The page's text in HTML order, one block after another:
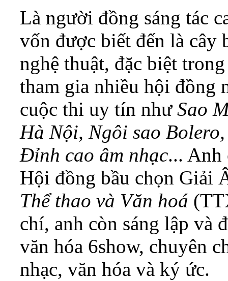
Là người đồng sáng tác
vốn được biết đến là cây
nghệ thuật, đặc biệt
tham gia nhiều hội đồng
cuộc thi uy tín nhưSao
Hà Nội, Ngôi sao
Đỉnh cao âm nhạc... Anh
Hội đồng bầu chọn Giải
Thể thao và Văn hoá
chí, anh còn sáng lập và
văn hóa 6show, chuyên
nhạc, văn hóa và ký ức.